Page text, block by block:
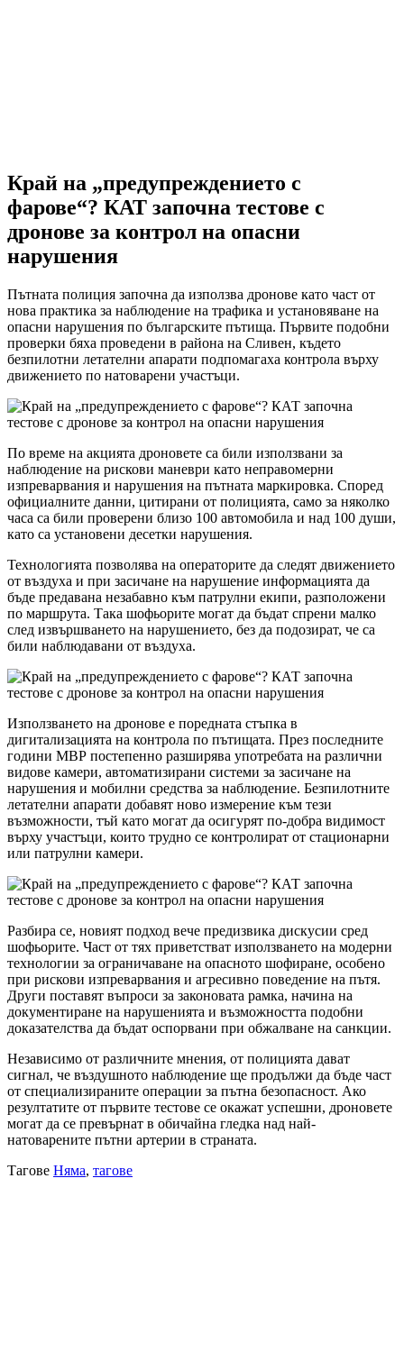
Край на „предупреждението с
фарове“? КАТ започна тестове с
дронове за контрол на опасни
нарушения
Пътната полиция започна да използва дронове като част от
нова практика за наблюдение на трафика и установяване на
опасни нарушения по българските пътища. Първите подобни
проверки бяха проведени в района на Сливен, където
безпилотни летателни апарати подпомагаха контрола върху
движението по натоварени участъци.
По време на акцията дроновете са били използвани за
наблюдение на рискови маневри като неправомерни
изпреварвания и нарушения на пътната маркировка. Според
официалните данни, цитирани от полицията, само за няколко
часа са били проверени близо 100 автомобила и над 100 души,
като са установени десетки нарушения.
Технологията позволява на операторите да следят движението
от въздуха и при засичане на нарушение информацията да
бъде предавана незабавно към патрулни екипи, разположени
по маршрута. Така шофьорите могат да бъдат спрени малко
след извършването на нарушението, без да подозират, че са
били наблюдавани от въздуха.
Използването на дронове е поредната стъпка в
дигитализацията на контрола по пътищата. През последните
години МВР постепенно разширява употребата на различни
видове камери, автоматизирани системи за засичане на
нарушения и мобилни средства за наблюдение. Безпилотните
летателни апарати добавят ново измерение към тези
възможности, тъй като могат да осигурят по-добра видимост
върху участъци, които трудно се контролират от стационарни
или патрулни камери.
Разбира се, новият подход вече предизвика дискусии сред
шофьорите. Част от тях приветстват използването на модерни
технологии за ограничаване на опасното шофиране, особено
при рискови изпреварвания и агресивно поведение на пътя.
Други поставят въпроси за законовата рамка, начина на
документиране на нарушенията и възможността подобни
доказателства да бъдат оспорвани при обжалване на санкции.
Независимо от различните мнения, от полицията дават
сигнал, че въздушното наблюдение ще продължи да бъде част
от специализираните операции за пътна безопасност. Ако
резултатите от първите тестове се окажат успешни, дроновете
могат да се превърнат в обичайна гледка над най-
натоварените пътни артерии в страната.
Тагове Няма, тагове